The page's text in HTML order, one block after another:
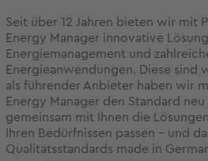
Seit über 12 Jahren bieten wir mit
Energy Manager innovative
Energiemanagement und
Energieanwendungen. Diese sind
als führender Anbieter haben wir
Energy Manager den Standard
gemeinsam mit Ihnen die
Ihren Bedürfnissen passen – und
Qualitätsstandards made in